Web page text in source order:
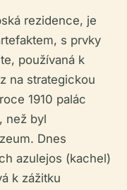
rezidence, je
s prvky
používaná k
na strategickou
1910 palác
než byl
Dnes
azulejos (kachel)
k zážitku